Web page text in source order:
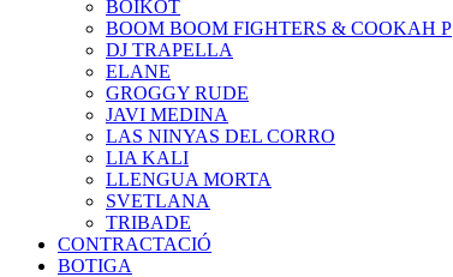
BOIKOT
BOOM BOOM FIGHTERS & COOKAH P
DJ TRAPELLA
ELANE
GROGGY RUDE
JAVI MEDINA
LAS NINYAS DEL CORRO
LIA KALI
LLENGUA MORTA
SVETLANA
TRIBADE
CONTRACTACIÓ
BOTIGA